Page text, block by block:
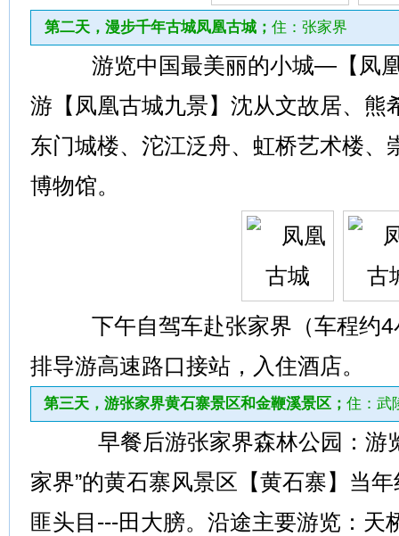
第二天，漫步千年古城凤凰古城； 住：张家界
游览中国最美丽的小城—【凤凰
游【凤凰古城九景】沈从文故居、熊
东门城楼、沱江泛舟、虹桥艺术楼、
博物馆。
下午自驾车赴张家界（车程约4
排导游高速路口接站，入住酒店。
第三天，游张家界黄石寨景区和金鞭溪景区； 住：武
早餐后游张家界森林公园：游
家界”的黄石寨风景区【黄石寨】当
匪头目---田大膀。沿途主要游览：天